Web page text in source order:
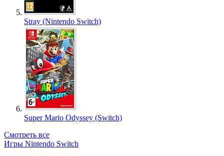
Stray (Nintendo Switch)
Super Mario Odyssey (Switch)
Смотреть все
Игры Nintendo Switch